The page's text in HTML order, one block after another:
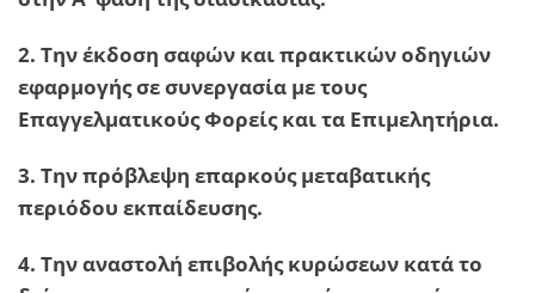
2. Την έκδοση σαφών και πρακτικών οδηγιών
εφαρμογής σε συνεργασία με τους
Επαγγελματικούς Φορείς και τα Επιμελητήρια.
3. Την πρόβλεψη επαρκούς μεταβατικής
περιόδου εκπαίδευσης.
4. Την αναστολή επιβολής κυρώσεων κατά το